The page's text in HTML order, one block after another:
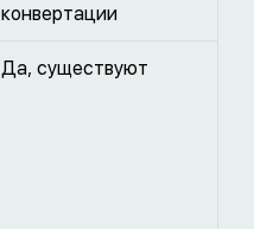
конвертации
Да, существуют